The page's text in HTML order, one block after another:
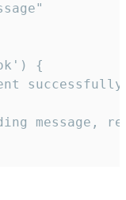
{
message,